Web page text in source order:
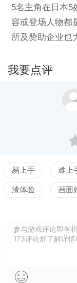
5名主角在日本5
容或登场人物都
所及赞助企业也
我要点评
易上手 难上
渣体验 画面
参与游戏评论即有
173评论群了解详